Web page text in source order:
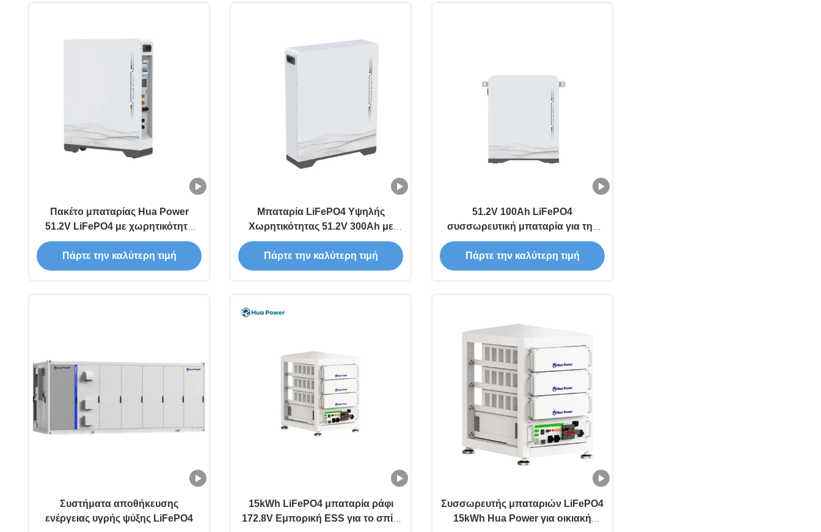
Πακέτο μπαταρίας Hua Power
51.2V LiFePO4 με χωρητικότητα
200Ah και ονομαστική
χωρητικότητα 10240Wh για μεγάλη
διάρκεια ζωής 6000 κύκλων
Πάρτε την καλύτερη τιμή
Μπαταρία LiFePO4 Υψηλής
Χωρητικότητας 51.2V 300Ah με
Αποθήκευση Ενέργειας 15kWh για
Οικιακά Συστήματα
Πάρτε την καλύτερη τιμή
51.2V 100Ah LiFePO4
συσσωρευτική μπαταρία για την
αποθήκευση ενέργειας στο σπίτι
Πάρτε την καλύτερη τιμή
Συστήματα αποθήκευσης
ενέργειας υγρής ψύξης LiFePO4
15kWh LiFePO4 μπαταρία ράφι
172.8V Εμπορική ESS για το σπίτι
Συσσωρευτής μπαταριών LiFePO4
15kWh Hua Power για οικιακή